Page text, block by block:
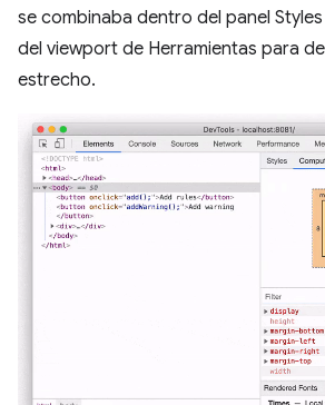
se combinaba dentro del panel
del viewport de Herramientas para
estrecho.